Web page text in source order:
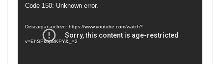
Reproductor
Code 150: Unknown error.
Descargar archivo: https://www.youtube.com/watch?
v=EhSPkop8KPY&_=2